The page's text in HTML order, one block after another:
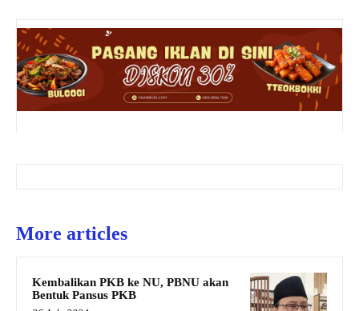
More articles
Kembalikan PKB ke NU, PBNU akan
Bentuk Pansus PKB